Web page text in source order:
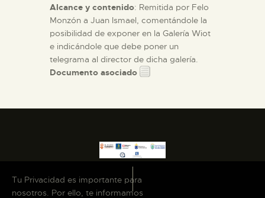
Alcance y contenido: Remitida por Felo
Monzón a Juan Ismael, comentándole la
posibilidad de exponer en la Galería Wiot
e indicándole que debe poner un
telegrama al director de dicha galería.
Documento asociado
Tu Privacidad es importante para
nosotros. Por ello, te informamos